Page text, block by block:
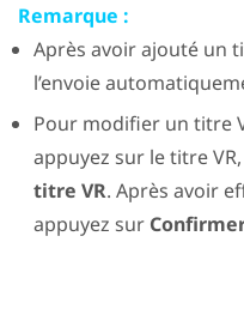
Remarque :
Après avoir ajouté un
l’envoie
Pour modifier un titre
appuyez sur le titre
titre VR. Après avoir
appuyez sur